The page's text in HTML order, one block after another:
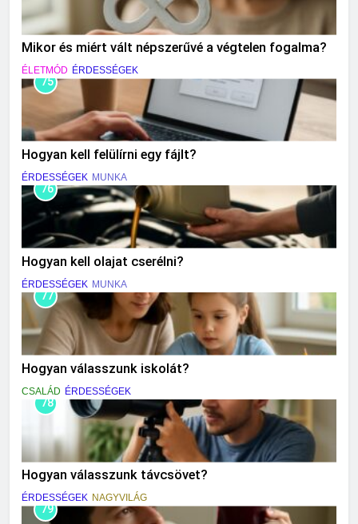
Mikor és miért vált népszerűvé a végtelen fogalma?
ÉLETMÓD ÉRDESSÉGEK
75
Hogyan kell felülírni egy fájlt?
ÉRDESSÉGEK MUNKA
76
Hogyan kell olajat cserélni?
ÉRDESSÉGEK MUNKA
77
Hogyan válasszunk iskolát?
CSALÁD ÉRDESSÉGEK
78
Hogyan válasszunk távcsövet?
ÉRDESSÉGEK NAGYVILÁG
79